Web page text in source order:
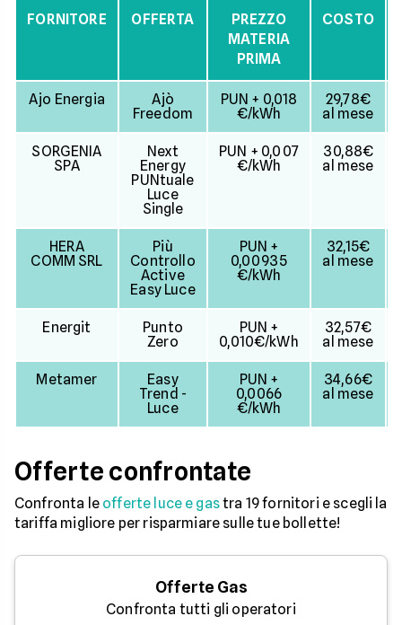
FORNITORE OFFERTA
PREZZO
MATERIA
PRIMA
COSTO
Ajo Energia
Ajò
Freedom
PUN + 0,018
€/kWh
29,78€
al mese
SORGENIA
SPA
Next
Energy
PUNtuale
Luce
Single
PUN + 0,007
€/kWh
30,88€
al mese
HERA
COMM SRL
Più
Controllo
Active
Easy Luce
PUN +
0,00935
€/kWh
32,15€
al mese
Energit
Punto
Zero
PUN +
0,010€/kWh
32,57€
al mese
Metamer
Easy
Trend -
Luce
PUN +
0,0066
€/kWh
34,66€
al mese
Offerte confrontate
Confronta le offerte luce e gastra 19 fornitori e scegli la
tariffa migliore per risparmiare sulle tue bollette!
Offerte Gas
Confronta tutti gli operatori